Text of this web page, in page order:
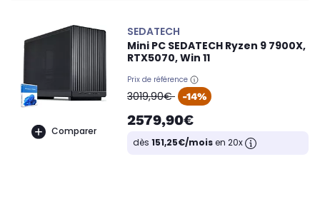
Comparer
SEDATECH
Mini PC SEDATECH Ryzen 9 7900X,
RTX5070, Win 11
Prix de référence
oldPrice
3019,90€ -14%
2579,90€
dès 151,25€/moisen 20x